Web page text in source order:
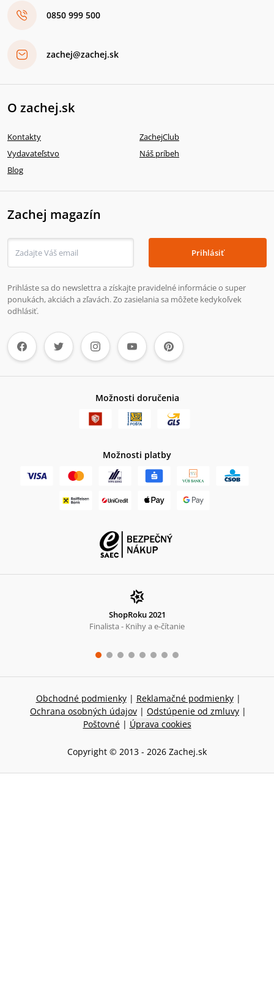
0850 999 500
zachej@zachej.sk
O zachej.sk
Kontakty
ZachejClub
Vydavateľstvo
Náš príbeh
Blog
Zachej magazín
Prihlásiť
Prihláste sa do newslettra a získajte pravidelné informácie o super
ponukách, akciách a zľavách. Zo zasielania sa môžete kedykoľvek
odhlásiť.
Možnosti doručenia
Možnosti platby
ShopRoku 2021
Finalista - Knihy a e-čítanie
Obchodné podmienky | Reklamačné podmienky |
Ochrana osobných údajov | Odstúpenie od zmluvy |
Poštovné | Úprava cookies
Copyright © 2013 - 2026 Zachej.sk